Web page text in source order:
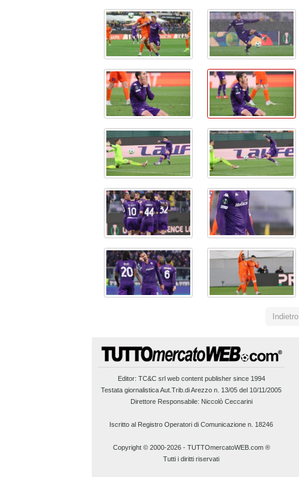
Indietro
Editor: TC&C srlweb content publisher since 1994
Testata giornalistica Aut.Trib.di Arezzo n. 13/05 del 10/11/2005
Direttore Responsabile: Niccolò Ceccarini
Iscritto al Registro Operatori di Comunicazione n. 18246
Copyright © 2000-2026- TUTTOmercatoWEB.com ®
Tutti i diritti riservati